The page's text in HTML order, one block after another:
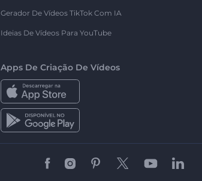
Gerador De Vídeos TikTok Com IA
Ideias De Vídeos Para YouTube
Apps De Criação De Vídeos